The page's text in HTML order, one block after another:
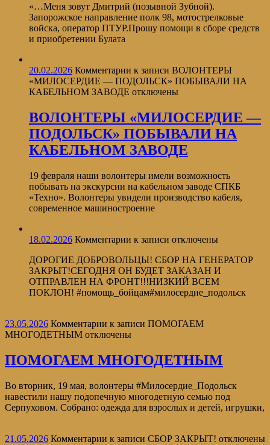
«…Меня зовут Дмитрий (позывной Зубной).
Запорожское направление полк 98, мотострелковые
войска, оператор ПТУР.Прошу помощи в сборе средств
и приобретении Булата
20.02.2026 Комментарии к записи ВОЛОНТЕРЫ
«МИЛОСЕРДИЕ — ПОДОЛЬСК» ПОБЫВАЛИ НА
КАБЕЛЬНОМ ЗАВОДЕ отключены
ВОЛОНТЕРЫ «МИЛОСЕРДИЕ —
ПОДОЛЬСК» ПОБЫВАЛИ НА
КАБЕЛЬНОМ ЗАВОДЕ
19 февраля наши волонтеры имели возможность
побывать на экскурсии на кабельном заводе СПКБ
«Техно». Волонтеры увидели производство кабеля,
современное машиностроение
18.02.2026 Комментарии к записи отключены
ДОРОГИЕ ДОБРОВОЛЬЦЫ! СБОР НА ГЕНЕРАТОР
ЗАКРЫТ!СЕГОДНЯ ОН БУДЕТ ЗАКАЗАН И
ОТПРАВЛЕН НА ФРОНТ!!!НИЗКИЙ ВСЕМ
ПОКЛОН! #помощь_бойцам#милосердие_подольск
23.05.2026 Комментарии к записи ПОМОГАЕМ
МНОГОДЕТНЫМ отключены
ПОМОГАЕМ МНОГОДЕТНЫМ
️Во вторник, 19 мая, волонтеры #Милосердие_Подольск
навестили нашу подопечную многодетную семью под
Серпуховом. Собрано: одежда для взрослых и детей, игрушки,
21.05.2026 Комментарии к записи СБОР ЗАКРЫТ! отключены